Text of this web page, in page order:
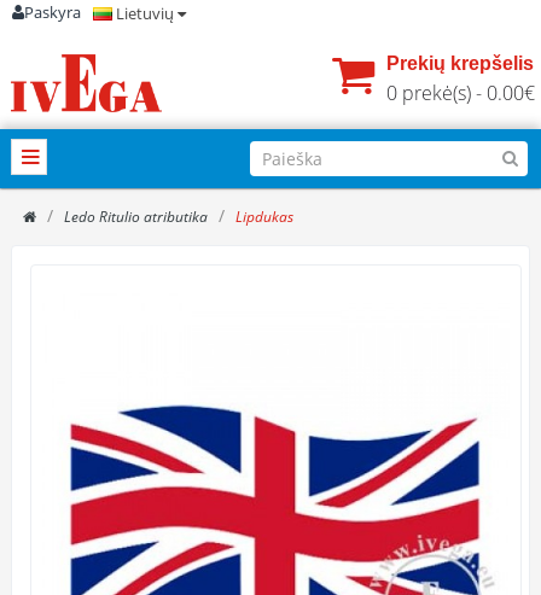
Paskyra Lietuvių
Prekių krepšelis
0 prekė(s) - 0.00€
Ledo Ritulio atributika Lipdukas